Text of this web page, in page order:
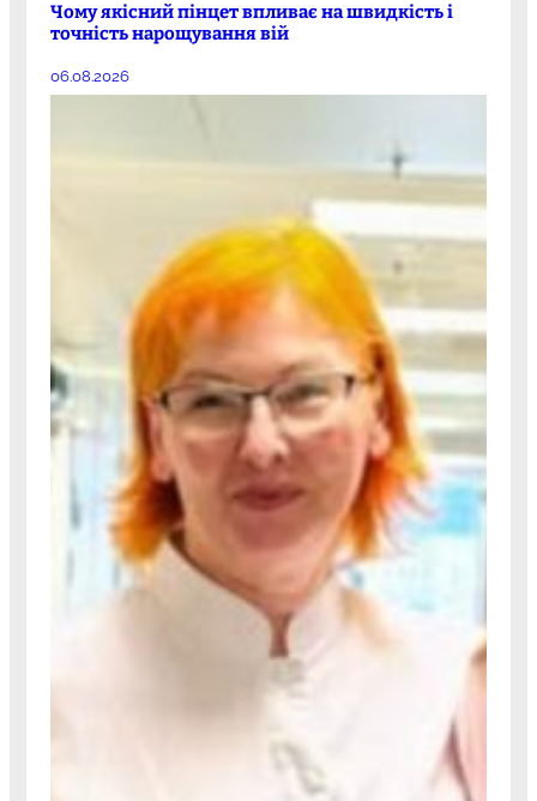
Чому якісний пінцет впливає на швидкість і
точність нарощування вій
06.08.2026